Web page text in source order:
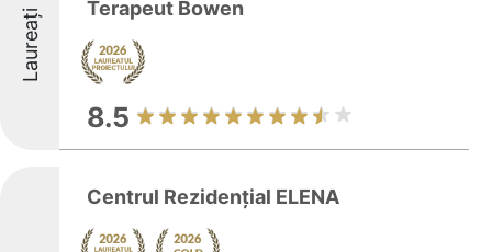
Laureați
Terapeut Bowen
8.5
Centrul Rezidențial ELENA